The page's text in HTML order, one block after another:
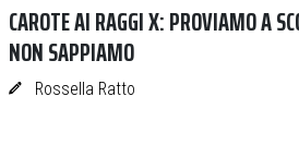
CAROTE AI RAGGI X: PROVIAMO A
NON SAPPIAMO
Rossella Ratto